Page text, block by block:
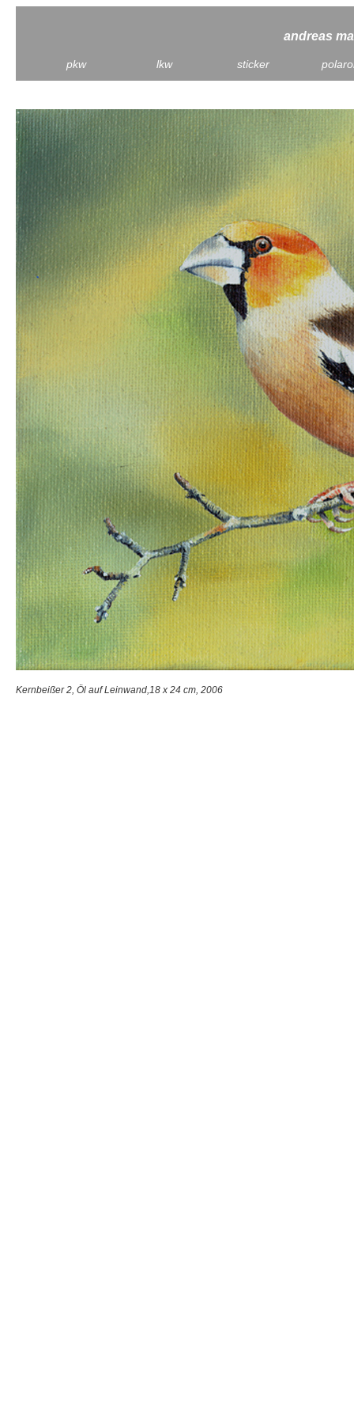
andreas
pkw lkw sticker
Kernbeißer 2, Öl auf Leinwand,18 x 24 cm, 2006